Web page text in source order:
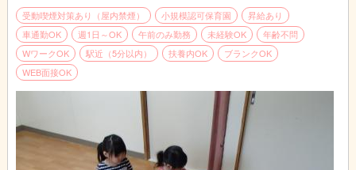
受動喫煙対策あり（屋内禁煙） 小規模認可保育園
昇給あり
車通勤OK
週1日～OK 午前のみ勤務 未経験OK
年齢不問
WワークOK
駅近（5分以内） 扶養内OK
ブランクOK
WEB面接OK